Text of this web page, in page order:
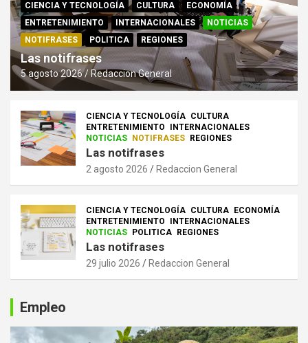
CIENCIA Y TECNOLOGÍA CULTURA
ECONOMÍA
ENTRETENIMIENTO
INTERNACIONALES
NOTICIAS
NOTIFRASES
POLITICA REGIONES
Las notifrases
5 agosto 2026 Redaccion General
CIENCIA Y TECNOLOGÍA CULTURA
ENTRETENIMIENTO
INTERNACIONALES
NOTICIAS
NOTIFRASES REGIONES
Las notifrases
2 agosto 2026 Redaccion General
CIENCIA Y TECNOLOGÍA CULTURA
ECONOMÍA
ENTRETENIMIENTO
INTERNACIONALES
NOTICIAS
POLITICA REGIONES
Las notifrases
29 julio 2026 Redaccion General
Empleo